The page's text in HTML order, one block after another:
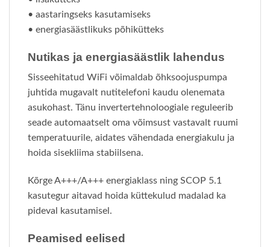
• aastaringseks kasutamiseks
• energiasäästlikuks põhikütteks
Nutikas ja energiasäästlik lahendus
Sisseehitatud WiFi võimaldab õhksoojuspumpa
juhtida mugavalt nutitelefoni kaudu olenemata
asukohast. Tänu invertertehnoloogiale reguleerib
seade automaatselt oma võimsust vastavalt ruumi
temperatuurile, aidates vähendada energiakulu ja
hoida sisekliima stabiilsena.
Kõrge A+++/A+++ energiaklass ning SCOP 5.1
kasutegur aitavad hoida küttekulud madalad ka
pideval kasutamisel.
Peamised eelised